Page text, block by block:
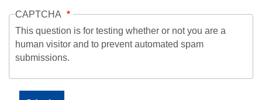
CAPTCHA
This question is for testing whether or not you are a
human visitor and to prevent automated spam
submissions.